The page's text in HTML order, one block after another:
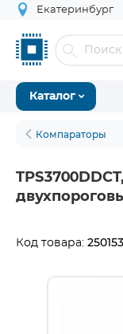
Екатеринбург
Каталог
Компараторы
Код товара: 250153